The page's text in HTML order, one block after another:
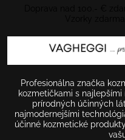
Profesionálna značka
kozmetičkami s
prírodných účinných
najmodernejšími
účinné kozmetické